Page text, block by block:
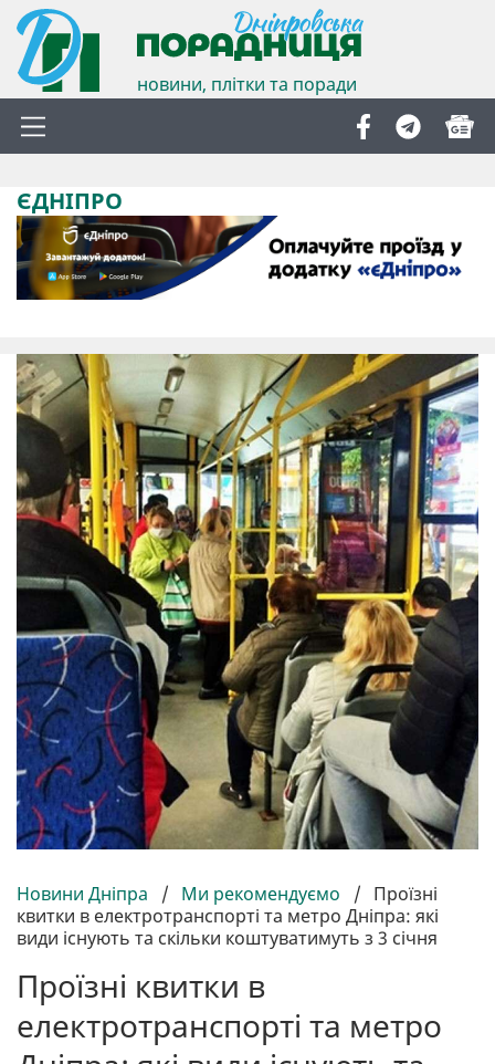
новини, плітки та поради
ЄДНІПРО
Новини Дніпра / Ми рекомендуємо / Проїзні
квитки в електротранспорті та метро Дніпра: які
види існують та скільки коштуватимуть з 3 січня
Проїзні квитки в
електротранспорті та метро